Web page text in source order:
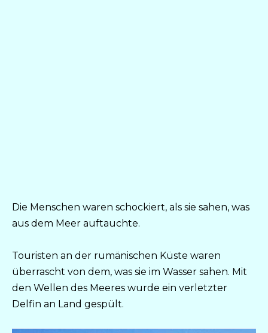
Die Menschen waren schockiert, als sie sahen, was
aus dem Meer auftauchte.
Touristen an der rumänischen Küste waren
überrascht von dem, was sie im Wasser sahen. Mit
den Wellen des Meeres wurde ein verletzter
Delfin an Land gespült.